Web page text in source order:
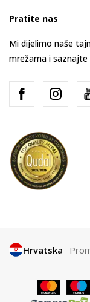
Pratite nas
Mi dijelimo naše
mrežama i
Hrvatska